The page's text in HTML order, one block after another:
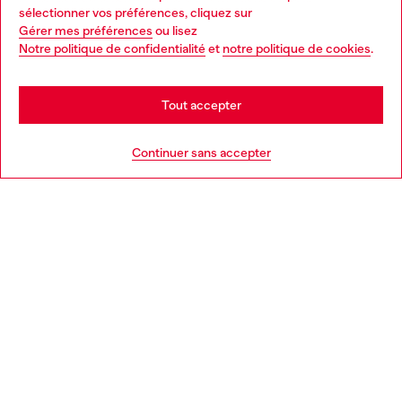
sélectionner vos préférences, cliquez sur
Gérer mes préférences ou lisez
Notre politique de confidentialitéet notre politique de cookies.
Continuer sans accepter
Tout accepter
En savoir plus
Choose your location
You are currently browsing France website, but it seems you
may be based in United States